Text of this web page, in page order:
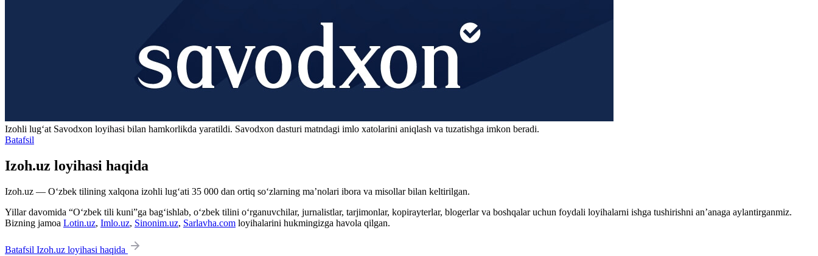
Izohli lugʻat Savodxon loyihasi bilan hamkorlikda yaratildi. Savodxon dasturi matndagi imlo xatolarini aniqlash va tuzatishga imkon beradi.
Batafsil
Izoh.uz loyihasi haqida
Izoh.uz — O‘zbek tilining xalqona izohli lug‘ati 35 000 dan ortiq so‘zlarning ma’nolari ibora va misollar bilan keltirilgan.
Yillar davomida “O‘zbek tili kuni”ga bag‘ishlab, o‘zbek tilini o‘rganuvchilar, jurnalistlar, tarjimonlar, kopirayterlar, blogerlar va boshqalar uchun foydali loyihalarni ishga tushirishni an’anaga aylantirganmiz.
Bizning jamoa Lotin.uz, Imlo.uz, Sinonim.uz, Sarlavha.com loyihalarini hukmingizga havola qilgan.
Batafsil Izoh.uz loyihasi haqida